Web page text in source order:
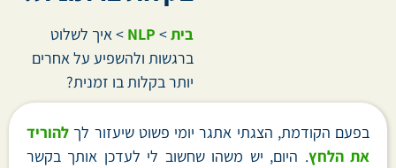
בית>
NLP
>איך לשלוט
ברגשות ולהשפיע על אחרים
יותר בקלות בו זמנית?
בפעם הקודמת, הצגתי אתגר יומי פשוט שיעזור לך להוריד
את הלחץ. היום, יש משהו שחשוב לי לעדכן אותך בקשר